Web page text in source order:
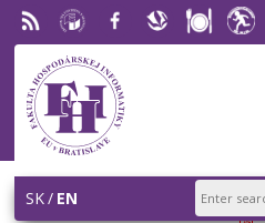
RSS University
of
Economics
in
Bratislava
Facebook
SlovakDining
SK EN